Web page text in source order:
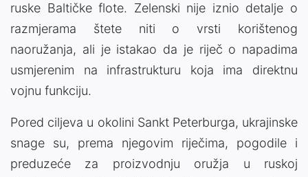
ruske Baltičke flote. Zelenski nije iznio detalje o
razmjerama štete niti o vrsti korištenog
naoružanja, ali je istakao da je riječ o napadima
usmjerenim na infrastrukturu koja ima direktnu
vojnu funkciju.
Pored ciljeva u okolini Sankt Peterburga, ukrajinske
snage su, prema njegovim riječima, pogodile i
preduzeće za proizvodnju oružja u ruskoj